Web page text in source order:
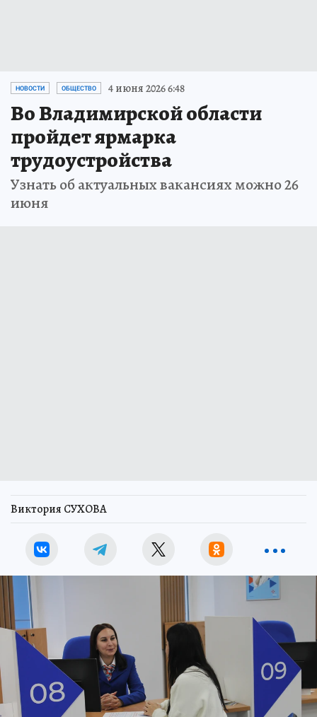
НОВОСТИ ОБЩЕСТВО 4 июня 2026 6:48
Во Владимирской области
пройдет ярмарка
трудоустройства
Узнать об актуальных вакансиях можно 26
июня
Виктория СУХОВА